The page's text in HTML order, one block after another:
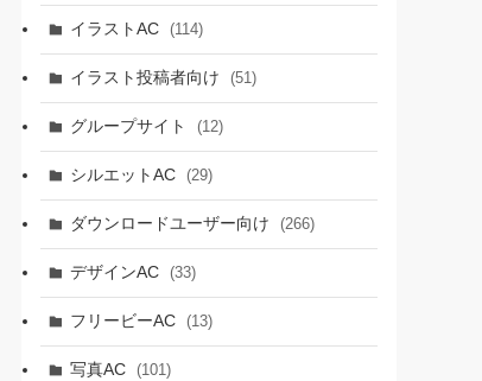
イラストAC (114)
イラスト投稿者向け (51)
グループサイト (12)
シルエットAC (29)
ダウンロードユーザー向け (266)
デザインAC (33)
フリービーAC (13)
写真AC (101)